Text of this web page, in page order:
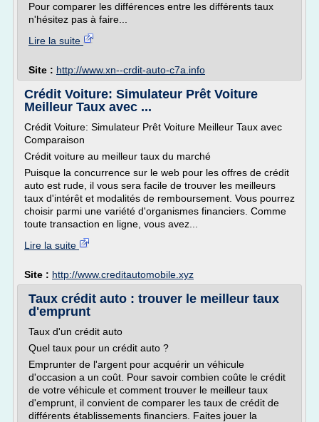
Pour comparer les différences entre les différents taux
n'hésitez pas à faire...
Lire la suite
Site : http://www.xn--crdit-auto-c7a.info
Crédit Voiture: Simulateur Prêt Voiture
Meilleur Taux avec ...
Crédit Voiture: Simulateur Prêt Voiture Meilleur Taux avec
Comparaison
Crédit voiture au meilleur taux du marché
Puisque la concurrence sur le web pour les offres de crédit
auto est rude, il vous sera facile de trouver les meilleurs
taux d'intérêt et modalités de remboursement. Vous pourrez
choisir parmi une variété d'organismes financiers. Comme
toute transaction en ligne, vous avez...
Lire la suite
Site : http://www.creditautomobile.xyz
Taux crédit auto : trouver le meilleur taux
d'emprunt
Taux d'un crédit auto
Quel taux pour un crédit auto ?
Emprunter de l'argent pour acquérir un véhicule
d'occasion a un coût. Pour savoir combien coûte le crédit
de votre véhicule et comment trouver le meilleur taux
d'emprunt, il convient de comparer les taux de crédit de
différents établissements financiers. Faites jouer la